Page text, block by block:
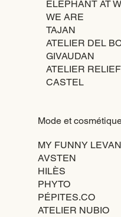
Mode et
MY FUNNY
AVSTEN
HILÈS
PHYTO
PÉPITES.CO
ATELIER NUBIO
ELEPHANT AT
WE ARE
TAJAN
ATELIER DEL
GIVAUDAN
ATELIER RELIEF
CASTEL